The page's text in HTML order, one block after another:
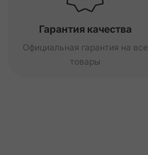
Гарантия качества
Официальная гарантия на все
товары